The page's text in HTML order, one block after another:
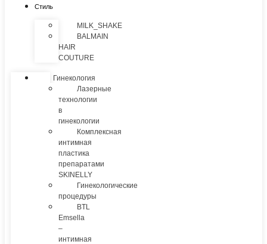
Стиль
MILK_SHAKE
BALMAIN
HAIR
COUTURE
Гинекология
Лазерные
технологии
в
гинекологии
Комплексная
интимная
пластика
препаратами
SKINELLY
Гинекологические
процедуры
BTL
Emsella
–
интимная